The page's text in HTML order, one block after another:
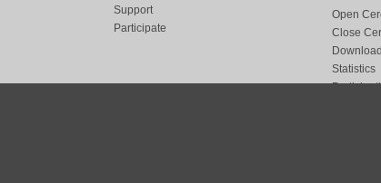
Support
Participate
Open
Close
Statistics